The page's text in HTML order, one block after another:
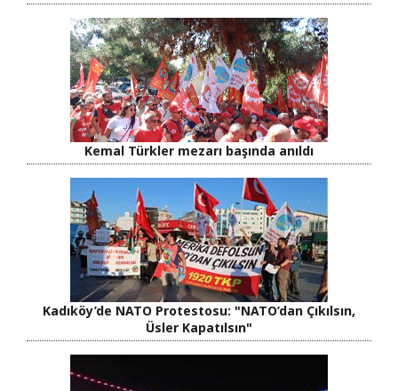
Kemal Türkler mezarı başında anıldı
Kadıköy’de NATO Protestosu: "NATO’dan Çıkılsın,
Üsler Kapatılsın"